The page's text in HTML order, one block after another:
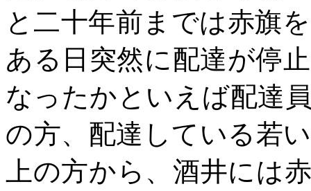
と二十年前までは赤旗
ある日突然に配達が停
なったかといえば配達
の方、配達している若
上の方から、酒井には